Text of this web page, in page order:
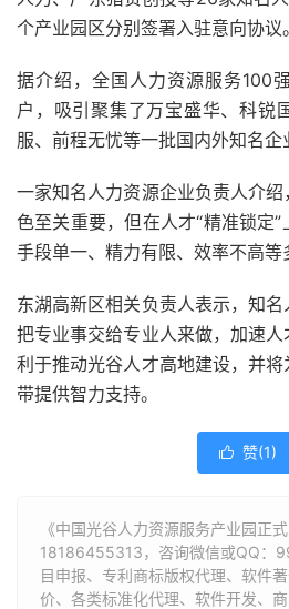
个产业园区分别签署入驻意向协议。
据介绍，全国人力资源服务100
户，吸引聚集了万宝盛华、科锐
服、前程无忧等一批国内外知名企
一家知名人力资源企业负责人介
色至关重要，但在人才“精准锁定”
手段单一、精力有限、效率不高等
东湖高新区相关负责人表示，知名
把专业事交给专业人来做，加速
利于推动光谷人才高地建设，并
带提供智力支持。
 赞(1)
《中国光谷人力资源服务产业园正
18186455313，咨询微信或QQ：
目申报、专利商标版权代理、软件
价、各类标准化代理、软件开发、